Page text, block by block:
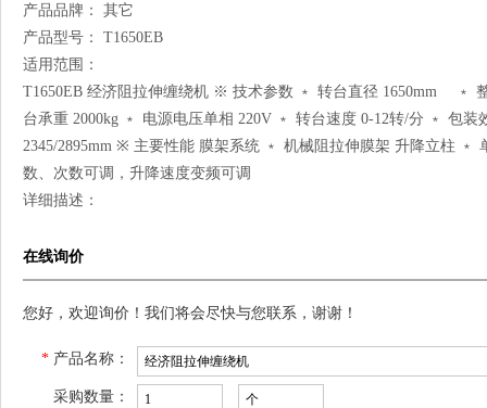
产品品牌： 其它
产品型号： T1650EB
适用范围：
T1650EB 经济阻拉伸缠绕机 ※ 技术参数 ﹡ 转台直径 1650mm ﹡
台承重 2000kg ﹡ 电源电压单相 220V ﹡ 转台速度 0-12转/分 ﹡ 包
2345/2895mm ※ 主要性能 膜架系统 ﹡ 机械阻拉伸膜架 升降立柱
数、次数可调，升降速度变频可调
详细描述：
在线询价
您好，欢迎询价！我们将会尽快与您联系，谢谢！
* 产品名称：
采购数量：